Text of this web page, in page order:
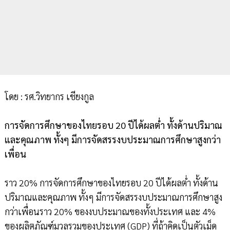
โดย : รศ.วิทยากร เชียงกูล
การจัดการศึกษาของไทยรอบ 20 ปีได้ผลต่ำ ทั้งด้านปริมาณ
และคุณภาพ ทั้งๆ มีการจัดสรรงบประมาณการศึกษาสูงกว่า
เพื่อน
ราว 20% การจัดการศึกษาของไทยรอบ 20 ปีได้ผลต่ำ ทั้งด้าน
ปริมาณและคุณภาพ ทั้งๆ มีการจัดสรรงบประมาณการศึกษาสูง
กว่าเพื่อนราว 20% ของงบประมาณของทั้งประเทศ และ 4%
ของผลิตภัณฑ์มวลรวมของประเทศ (GDP) ที่ถ้าคิดเป็นตัวเม็ด